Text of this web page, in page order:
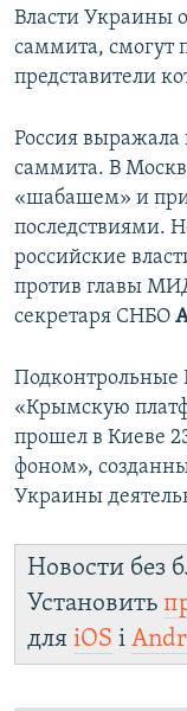
Власти Украины
саммита, смогут
представители
Россия выражала
саммита. В
«шабашем» и
последствиями.
российские
против главы
секретаря СНБО
Подконтрольные
«Крымскую
прошел в Киеве
фоном»,
Украины
Новости без
Установить
для iOS і